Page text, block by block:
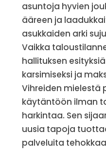
asuntoja hyvien
ääreen ja
asukkaiden arki
Vaikka
hallituksen
karsimiseksi ja
Vihreiden mielestä
käytäntöön ilman
harkintaa. Sen
uusia tapoja
palveluita